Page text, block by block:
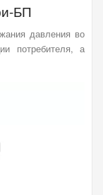
БП
давления во
потребителя, а